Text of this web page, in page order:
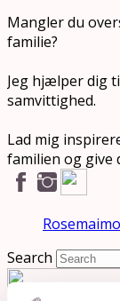
Mangler du
familie?
Jeg hjælper dig
samvittighed.
Lad mig
familien og give
Search